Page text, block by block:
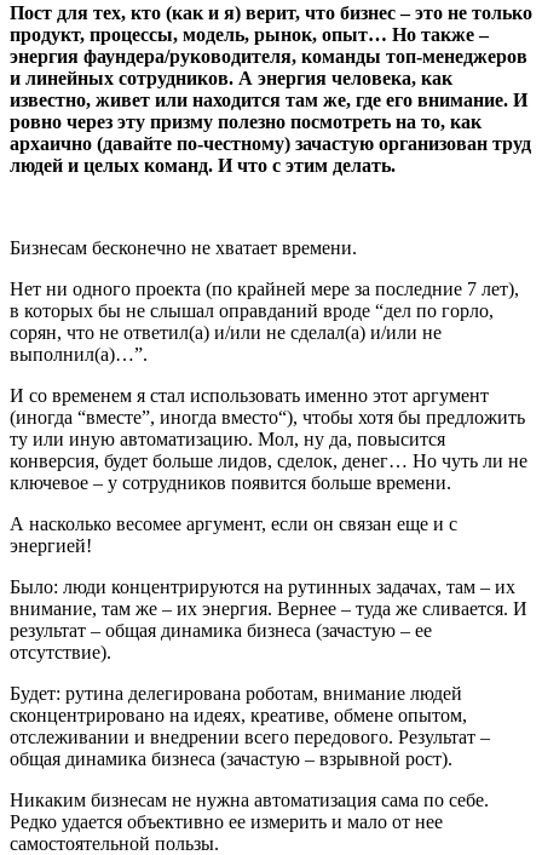
Пост для тех, кто (как и я) верит, что бизнес – это не только
продукт, процессы, модель, рынок, опыт… Но также –
энергия фаундера/руководителя, команды топ-менеджеров
и линейных сотрудников. А энергия человека, как
известно, живет или находится там же, где его внимание. И
ровно через эту призму полезно посмотреть на то, как
архаично (давайте по-честному) зачастую организован труд
людей и целых команд. И что с этим делать.
Бизнесам бесконечно не хватает времени.
Нет ни одного проекта (по крайней мере за последние 7 лет),
в которых бы не слышал оправданий вроде “дел по горло,
сорян, что не ответил(а) и/или не сделал(а) и/или не
выполнил(а)…”.
И со временем я стал использовать именно этот аргумент
(иногда “вместе”, иногда вместо“), чтобы хотя бы предложить
ту или иную автоматизацию. Мол, ну да, повысится
конверсия, будет больше лидов, сделок, денег… Но чуть ли не
ключевое – у сотрудников появится больше времени.
А насколько весомее аргумент, если он связан еще и с
энергией!
Было: люди концентрируются на рутинных задачах, там – их
внимание, там же – их энергия. Вернее – туда же сливается. И
результат – общая динамика бизнеса (зачастую – ее
отсутствие).
Будет: рутина делегирована роботам, внимание людей
сконцентрировано на идеях, креативе, обмене опытом,
отслеживании и внедрении всего передового. Результат –
общая динамика бизнеса (зачастую – взрывной рост).
Никаким бизнесам не нужна автоматизация сама по себе.
Редко удается объективно ее измерить и мало от нее
самостоятельной пользы.